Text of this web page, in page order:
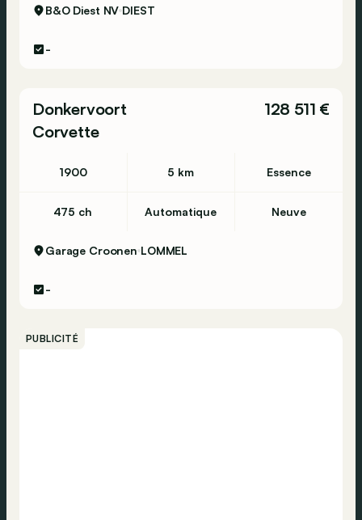
B&O Diest NV DIEST
-
Donkervoort
Corvette
128 511 €
1900 5 km Essence
475 ch Automatique Neuve
Garage Croonen LOMMEL
-
PUBLICITÉ